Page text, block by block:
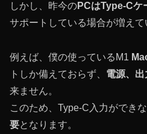
しかし、昨今のPCはType-Cケ
サポートしている場合が増えて
例えば、僕の使っているM1
トしか備えておらず、 電源、
来ません。
このため、Type-C入力ができ
要となります。